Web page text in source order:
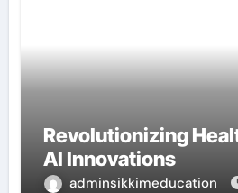
Revolutionizing
AI Innovations
adminsikkimeducation